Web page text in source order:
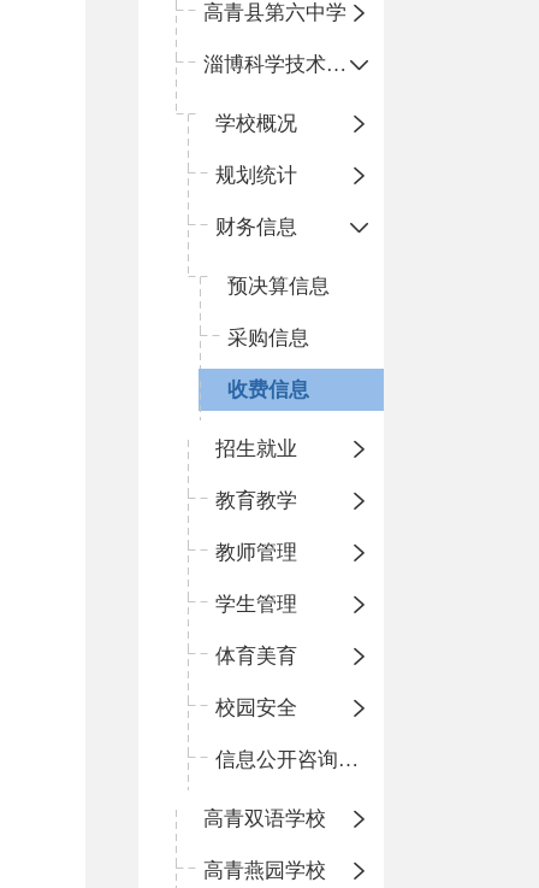
高青县第六中学
淄博科学技术学校
学校概况
规划统计
财务信息
预决算信息
采购信息
收费信息
招生就业
教育教学
教师管理
学生管理
体育美育
校园安全
信息公开咨询指南
高青双语学校
高青燕园学校